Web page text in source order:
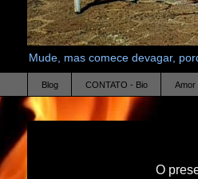
Mude, mas comece devagar,
Blog CONTATO - Bio Amor
O